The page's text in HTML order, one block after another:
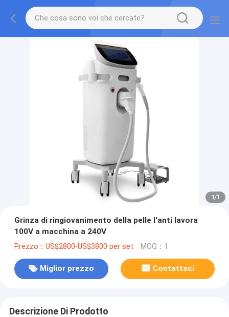
1/1
Grinza di ringiovanimento della pelle l'anti lavora
100V a macchina a 240V
Prezzo：US$2800-US$3800 per set MOQ：1
Miglior prezzo Contattaci
Descrizione Di Prodotto